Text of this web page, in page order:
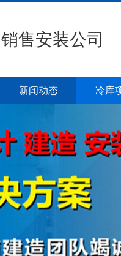
售安装公司
新闻动态 冷库